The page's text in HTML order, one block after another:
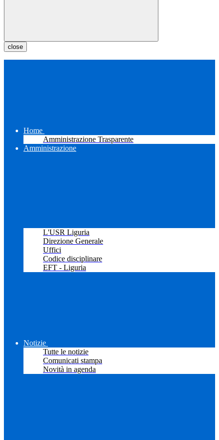
close
Home
Amministrazione Trasparente
Amministrazione
L'USR Liguria
Direzione Generale
Uffici
Codice disciplinare
EFT - Liguria
Notizie
Tutte le notizie
Comunicati stampa
Novità in agenda